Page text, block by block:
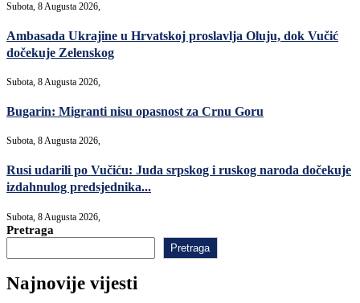
Subota, 8 Augusta 2026,
Ambasada Ukrajine u Hrvatskoj proslavlja Oluju, dok Vučić
dočekuje Zelenskog
Subota, 8 Augusta 2026,
Bugarin: Migranti nisu opasnost za Crnu Goru
Subota, 8 Augusta 2026,
Rusi udarili po Vučiću: Juda srpskog i ruskog naroda dočekuje
izdahnulog predsjednika...
Subota, 8 Augusta 2026,
Pretraga
Pretraga
Najnovije vijesti